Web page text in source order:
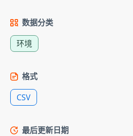
数据分类
环境
格式
CSV
最后更新日期